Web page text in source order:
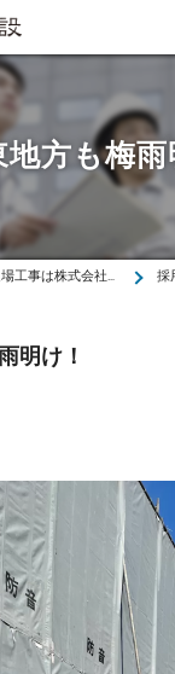
地方も梅
東京都江戸川区の足場工事は株式会社大和架設 採
明け！